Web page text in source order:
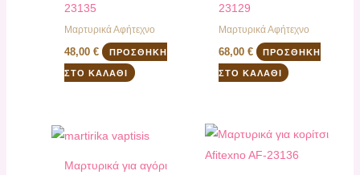
23135
Mαρτυρικά Αφήτεχνο
48,00€ ΠΡΟΣΘΉΚΗ
ΣΤΟ ΚΑΛΆΘΙ
23129
Mαρτυρικά Αφήτεχνο
68,00 € ΠΡΟΣΘΉΚΗ
ΣΤΟ ΚΑΛΆΘΙ
Μαρτυρικά για αγόρι